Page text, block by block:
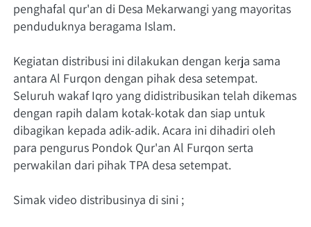
penghafal qur'an di Desa Mekarwangi yang mayoritas
penduduknya beragama Islam.
Kegiatan distribusi ini dilakukan dengan kerja sama
antara Al Furqon dengan pihak desa setempat.
Seluruh wakaf Iqro yang didistribusikan telah dikemas
dengan rapih dalam kotak-kotak dan siap untuk
dibagikan kepada adik-adik. Acara ini dihadiri oleh
para pengurus Pondok Qur'an Al Furqon serta
perwakilan dari pihak TPA desa setempat.
Simak video distribusinya di sini ;